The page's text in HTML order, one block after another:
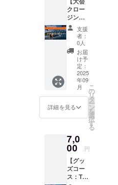
2024年には
鹿児島市と
垂水市から
後援をいた
だき、国内
外から現役
アスリート
が集まる大
会となりま
した。
ビングは、
ただダイ
バーが集
まって「さ
りしま
す。
クロー
ジング
パー
ティー
コー
ス：ク
ロージ
ング
パー
ティー
参加
券】
■ 大会
クロー
ジング
ティー
参加券
（温泉
付き）
2025年
9月23日
支援
者：
0人
お届
け予
定：
2025
年09
月
詳細を見る
こ
の
リ
タ
ー
ン
を
選
択
す
る
7,0
00 円
【グッ
ズコー
ス：T